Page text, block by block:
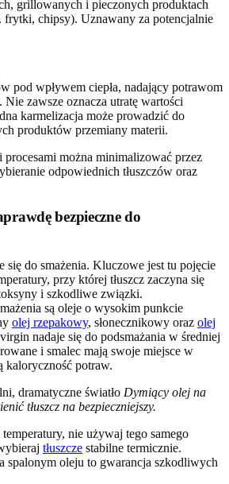
grillowanych i pieczonych produktach
frytki, chipsy). Uznawany za potencjalnie
pod wpływem ciepła, nadający potrawom
Nie zawsze oznacza utratę wartości
karmelizacja może prowadzić do
produktów przemiany materii.
można minimalizować przez
odpowiednich tłuszczów oraz
bezpieczne do
się do smażenia. Kluczowe jest tu pojęcie
przy której tłuszcz zaczyna się
i szkodliwe związki.
są oleje o wysokim punkcie
olej rzepakowy, słonecznikowy oraz olej
nadaje się do podsmażania w średniej
i smalec mają swoje miejsce w
kaloryczność potraw.
Dymiący olej na
tłuszcz na bezpieczniejszy.
nie używaj tego samego
tłuszcze stabilne termicznie.
spalonym oleju to gwarancja szkodliwych